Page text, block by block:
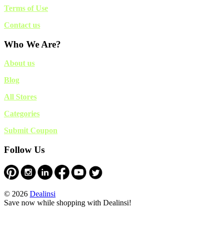
Terms of Use
Contact us
Who We Are?
About us
Blog
All Stores
Categories
Submit Coupon
Follow Us
© 2026 Dealinsi
Save now while shopping with Dealinsi!